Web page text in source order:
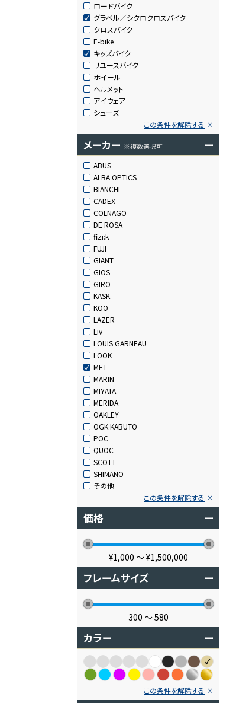
ロードバイク
グラベル／シクロクロスバイク
クロスバイク
E-bike
キッズバイク
リユースバイク
ホイール
ヘルメット
アイウェア
シューズ
この条件を解除する
メーカー ※複数選択可 ー
ABUS
ALBA OPTICS
BIANCHI
CADEX
COLNAGO
DE ROSA
fizi:k
FUJI
GIANT
GIOS
GIRO
KASK
KOO
LAZER
Liv
LOUIS GARNEAU
LOOK
MET
MARIN
MIYATA
MERIDA
OAKLEY
OGK KABUTO
POC
QUOC
SCOTT
SHIMANO
その他
この条件を解除する
価格 ー
¥1,000 〜¥1,500,000
フレームサイズ ー
300 〜580
カラー ー
この条件を解除する